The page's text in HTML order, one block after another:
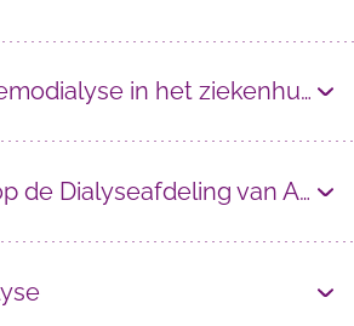
in het ziekenhuis
Dialyseafdeling van Alrijne